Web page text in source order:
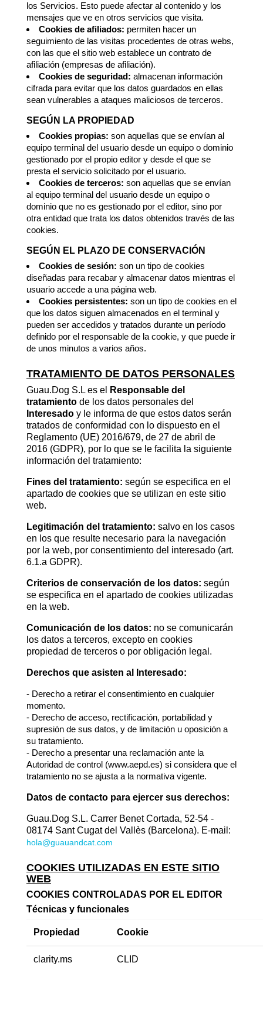
los Servicios. Esto puede afectar al contenido y los
mensajes que ve en otros servicios que visita.
Cookies de afiliados: permiten hacer un
seguimiento de las visitas procedentes de otras webs,
con las que el sitio web establece un contrato de
afiliación (empresas de afiliación).
Cookies de seguridad: almacenan información
cifrada para evitar que los datos guardados en ellas
sean vulnerables a ataques maliciosos de terceros.
SEGÚN LA PROPIEDAD
Cookies propias: son aquellas que se envían al
equipo terminal del usuario desde un equipo o dominio
gestionado por el propio editor y desde el que se
presta el servicio solicitado por el usuario.
Cookies de terceros: son aquellas que se envían
al equipo terminal del usuario desde un equipo o
dominio que no es gestionado por el editor, sino por
otra entidad que trata los datos obtenidos través de las
cookies.
SEGÚN EL PLAZO DE CONSERVACIÓN
Cookies de sesión: son un tipo de cookies
diseñadas para recabar y almacenar datos mientras el
usuario accede a una página web.
Cookies persistentes: son un tipo de cookies en el
que los datos siguen almacenados en el terminal y
pueden ser accedidos y tratados durante un período
definido por el responsable de la cookie, y que puede ir
de unos minutos a varios años.
TRATAMIENTO DE DATOS PERSONALES
Guau.Dog S.L es el
Responsable del
tratamiento de los datos personales del
Interesado y le informa de que estos datos serán
tratados de conformidad con lo dispuesto en el
Reglamento (UE) 2016/679, de 27 de abril de
2016 (GDPR), por lo que se le facilita la siguiente
información del tratamiento:
Fines del tratamiento: según se especifica en el
apartado de cookies que se utilizan en este sitio
web.
Legitimación del tratamiento: salvo en los casos
en los que resulte necesario para la navegación
por la web, por consentimiento del interesado (art.
6.1.a GDPR).
Criterios de conservación de los datos: según
se especifica en el apartado de cookies utilizadas
en la web.
Comunicación de los datos: no se comunicarán
los datos a terceros, excepto en cookies
propiedad de terceros o por obligación legal.
Derechos que asisten al Interesado:
- Derecho a retirar el consentimiento en cualquier
momento.
- Derecho de acceso, rectificación, portabilidad y
supresión de sus datos, y de limitación u oposición a
su tratamiento.
- Derecho a presentar una reclamación ante la
Autoridad de control (www.aepd.es) si considera que el
tratamiento no se ajusta a la normativa vigente.
Datos de contacto para ejercer sus derechos:
Guau.Dog S.L. Carrer Benet Cortada, 52-54 -
08174 Sant Cugat del Vallès (Barcelona). E-mail:
hola@guauandcat.com
COOKIES UTILIZADAS EN ESTE SITIO
WEB
COOKIES CONTROLADAS POR EL EDITOR
Técnicas y funcionales
Propiedad Cookie
clarity.ms CLID